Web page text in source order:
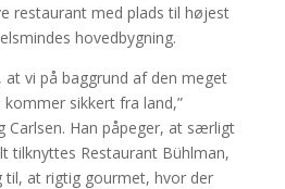
restaurant med plads til højest
hovedbygning.
at vi på baggrund af den meget
sikkert fra land,”
Carlsen. Han påpeger, at særligt
tilknyttes Restaurant Bühlman,
til, at rigtig gourmet, hvor der